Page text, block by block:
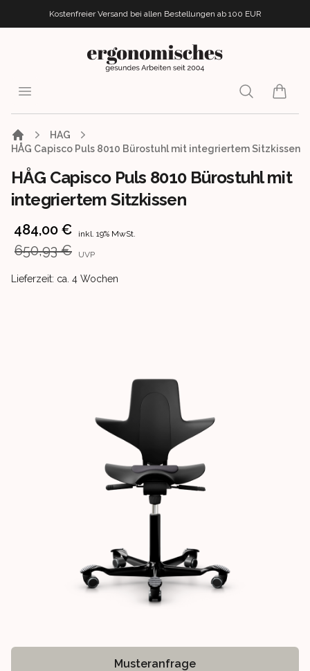
Kostenfreier Versand bei allen Bestellungen ab 100 EUR
ergonomisches.de
Open menu Search
items
HAG
HÅG Capisco Puls 8010 Bürostuhl mit integriertem Sitzkissen
HÅG Capisco Puls 8010 Bürostuhl mit
integriertem Sitzkissen
Product information
484,00 € inkl. 19% MwSt.
650,93 € UVP
Product delivery information
Lieferzeit: ca. 4 Wochen
Musteranfrage